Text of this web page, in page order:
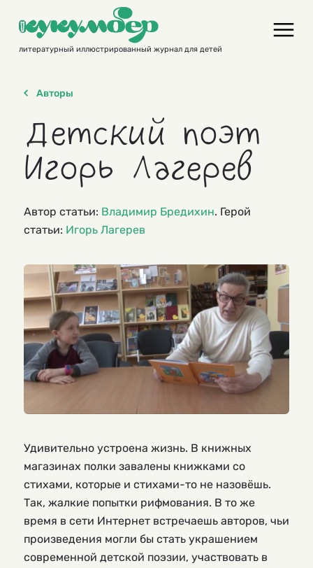
contentлитературный иллюстрированный журнал для детей
Авторы
Детский поэт
Игорь Лагерев
Автор статьи: Владимир Бредихин. Герой
статьи: Игорь Лагерев
Удивительно устроена жизнь. В книжных
магазинах полки завалены книжками со
стихами, которые и стихами-то не назовёшь.
Так, жалкие попытки рифмования. В то же
время в сети Интернет встречаешь авторов, чьи
произведения могли бы стать украшением
современной детской поэзии, участвовать в